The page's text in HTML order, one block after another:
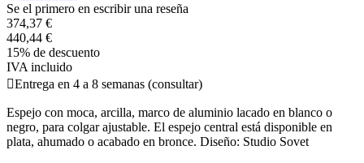
Se el primero en escribir una reseña
374,37 €
440,44 €
15% de descuento
IVA incluido
Entrega en 4 a 8 semanas (consultar)
Espejo con moca, arcilla, marco de aluminio lacado en blanco o
negro, para colgar ajustable. El espejo central está disponible en
plata, ahumado o acabado en bronce. Diseño: Studio Sovet